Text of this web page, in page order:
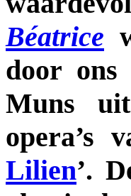
Béatrice
door ons
Muns
opera’s
Lilien’.